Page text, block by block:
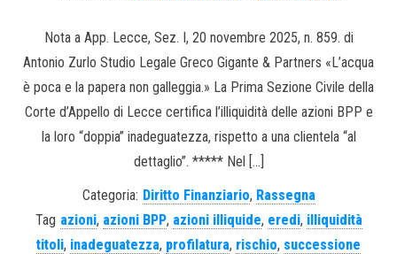
Nota a App. Lecce, Sez. I, 20 novembre 2025, n. 859. di
Antonio Zurlo Studio Legale Greco Gigante & Partners «L’acqua
è poca e la papera non galleggia.» La Prima Sezione Civile della
Corte d’Appello di Lecce certifica l’illiquidità delle azioni BPP e
la loro “doppia” inadeguatezza, rispetto a una clientela “al
dettaglio”. ***** Nel […]
Categoria: Diritto Finanziario, Rassegna
Tag azioni, azioni BPP, azioni illiquide, eredi, illiquidità
titoli, inadeguatezza, profilatura, rischio, successione